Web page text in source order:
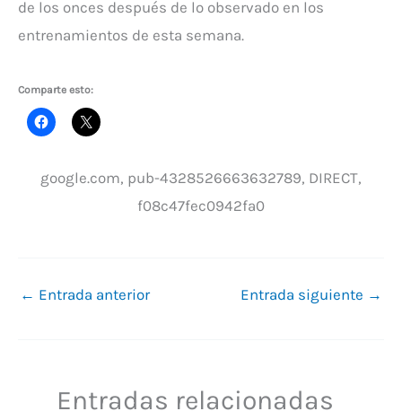
de los onces después de lo observado en los
entrenamientos de esta semana.
Comparte esto:
google.com, pub-4328526663632789, DIRECT,
f08c47fec0942fa0
← Entrada anterior Entrada siguiente →
Entradas relacionadas